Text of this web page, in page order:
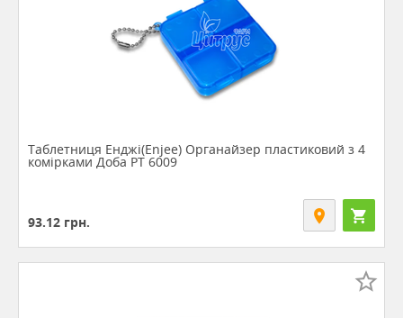
Таблетниця Енджі(Enjee) Органайзер пластиковий з 4
комірками Доба РТ 6009
93.12 грн.